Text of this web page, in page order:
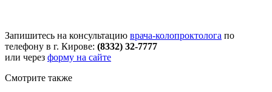
Запишитесь на консультацию врача-колопроктолога по
телефону в г. Кирове: (8332) 32-7777
или через форму на сайте
Смотрите также